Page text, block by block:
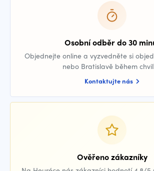
Osobní odběr do 30
Objednejte online a vyzvedněte si
nebo Bratislavě během
Kontaktujte nás
Ověřeno zákazníky